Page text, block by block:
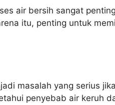
air bersih sangat
itu, penting untuk
masalah yang serius
penyebab air keruh